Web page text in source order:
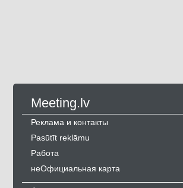
Meeting.lv
Реклама и контакты
Pasūtīt reklāmu
Работа
неОфициальная карта